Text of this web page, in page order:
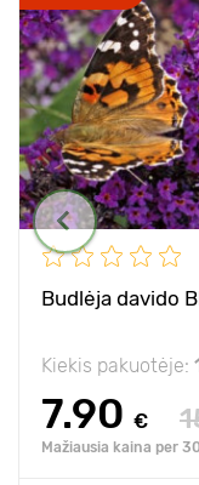
Budlėja davido
Kiekis pakuotėje:
7.90 €
Mažiausia kaina per